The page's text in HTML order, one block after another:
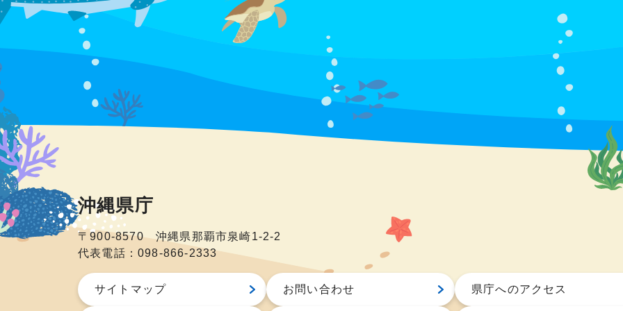
沖縄県庁
〒900-8570 沖縄県那覇市泉崎1-2-2
代表電話：098-866-2333
サイトマップ お問い合わせ 県庁へのアクセス